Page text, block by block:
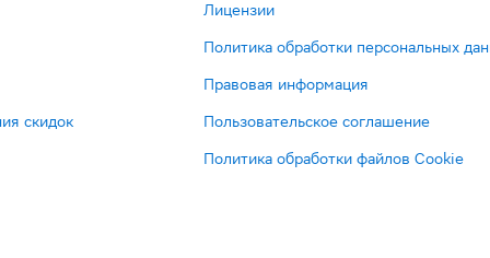
скидок
Лицензии
Политика обработки персональных
Правовая информация
Пользовательское соглашение
Политика обработки файлов Cookie